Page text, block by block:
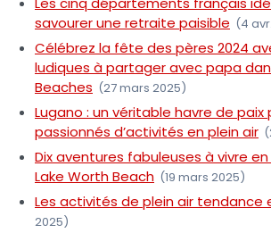
savourer une retraite paisible (4
Célébrez la fête des pères 2024
ludiques à partager avec papa
Beaches (27 mars 2025)
Lugano : un véritable havre de paix
passionnés d’activités en plein air
Dix aventures fabuleuses à vivre
Lake Worth Beach (19 mars 2025)
Les activités de plein air tendance
2025)